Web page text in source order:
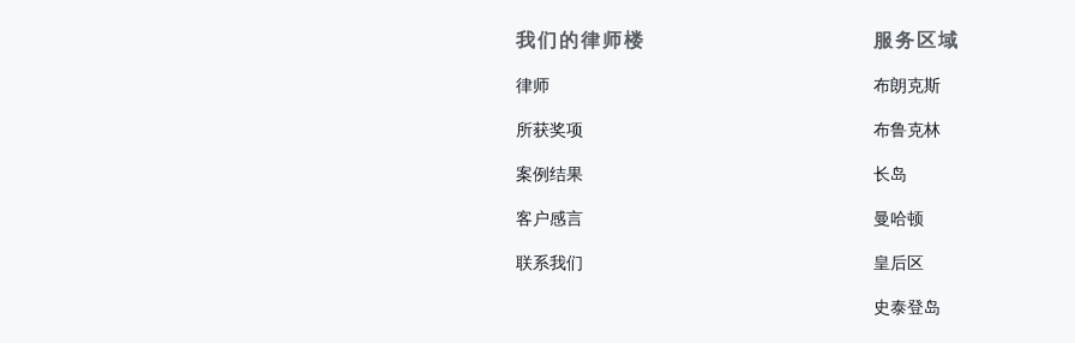
我们的律师楼
律师
所获奖项
案例结果
客户感言
联系我们
服务区域
布朗克斯
布鲁克林
长岛
曼哈顿
皇后区
史泰登岛